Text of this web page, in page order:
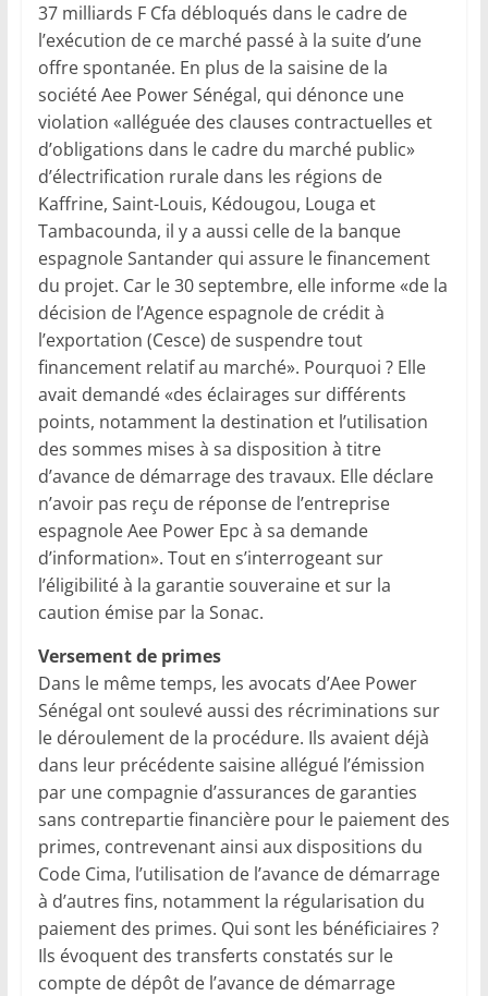
37 milliards F Cfa débloqués dans le cadre de
l’exécution de ce marché passé à la suite d’une
offre spontanée. En plus de la saisine de la
société Aee Power Sénégal, qui dénonce une
violation «alléguée des clauses contractuelles et
d’obligations dans le cadre du marché public»
d’électrification rurale dans les régions de
Kaffrine, Saint-Louis, Kédougou, Louga et
Tambacounda, il y a aussi celle de la banque
espagnole Santander qui assure le financement
du projet. Car le 30 septembre, elle informe «de la
décision de l’Agence espagnole de crédit à
l’exportation (Cesce) de suspendre tout
financement relatif au marché». Pourquoi ? Elle
avait demandé «des éclairages sur différents
points, notamment la destination et l’utilisation
des sommes mises à sa disposition à titre
d’avance de démarrage des travaux. Elle déclare
n’avoir pas reçu de réponse de l’entreprise
espagnole Aee Power Epc à sa demande
d’information». Tout en s’interrogeant sur
l’éligibilité à la garantie souveraine et sur la
caution émise par la Sonac.
Versement de primes
Dans le même temps, les avocats d’Aee Power
Sénégal ont soulevé aussi des récriminations sur
le déroulement de la procédure. Ils avaient déjà
dans leur précédente saisine allégué l’émission
par une compagnie d’assurances de garanties
sans contrepartie financière pour le paiement des
primes, contrevenant ainsi aux dispositions du
Code Cima, l’utilisation de l’avance de démarrage
à d’autres fins, notamment la régularisation du
paiement des primes. Qui sont les bénéficiaires ?
Ils évoquent des transferts constatés sur le
compte de dépôt de l’avance de démarrage